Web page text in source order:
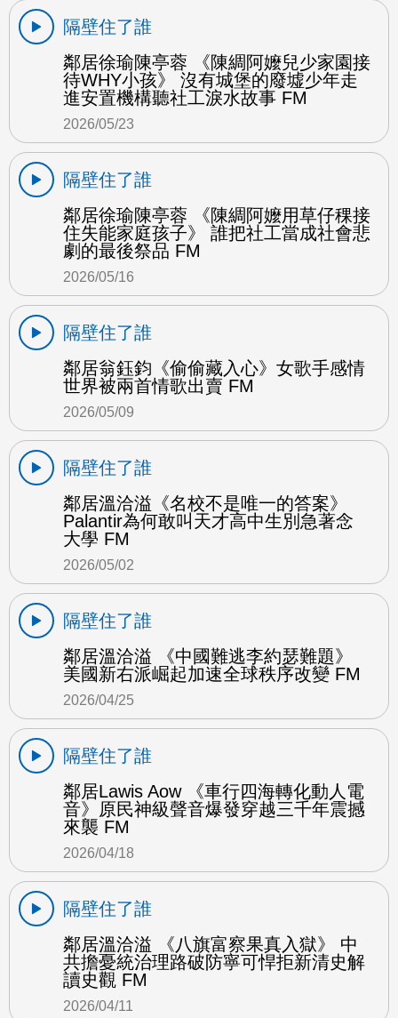
隔壁住了誰
鄰居徐瑜陳亭蓉 《陳綢阿嬤兒少家園接
待WHY小孩》 沒有城堡的廢墟少年走
進安置機構聽社工淚水故事 FM
2026/05/23
隔壁住了誰
鄰居徐瑜陳亭蓉 《陳綢阿嬤用草仔稞接
住失能家庭孩子》 誰把社工當成社會悲
劇的最後祭品 FM
2026/05/16
隔壁住了誰
鄰居翁鈺鈞《偷偷藏入心》女歌手感情
世界被兩首情歌出賣 FM
2026/05/09
隔壁住了誰
鄰居溫洽溢《名校不是唯一的答案》
Palantir為何敢叫天才高中生別急著念
大學 FM
2026/05/02
隔壁住了誰
鄰居溫洽溢 《中國難逃李約瑟難題》
美國新右派崛起加速全球秩序改變 FM
2026/04/25
隔壁住了誰
鄰居Lawis Aow 《車行四海轉化動人電
音》原民神級聲音爆發穿越三千年震撼
來襲 FM
2026/04/18
隔壁住了誰
鄰居溫洽溢 《八旗富察果真入獄》 中
共擔憂統治理路破防寧可悍拒新清史解
讀史觀 FM
2026/04/11